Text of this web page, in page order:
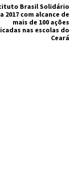
Brasil Solidário
2017 com alcance de
mais de 100 ações
nas escolas do
Ceará